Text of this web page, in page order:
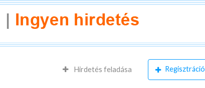
Hirdetés feladása Regisztráció